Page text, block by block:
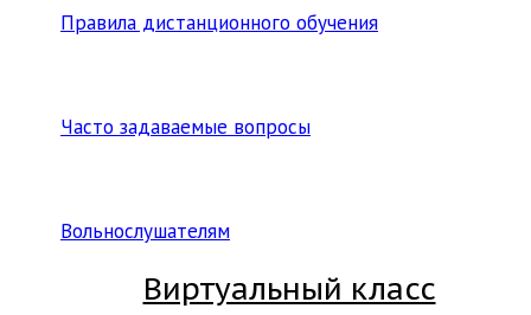
Правила дистанционного обучения
Часто задаваемые вопросы
Вольнослушателям
Виртуальный класс